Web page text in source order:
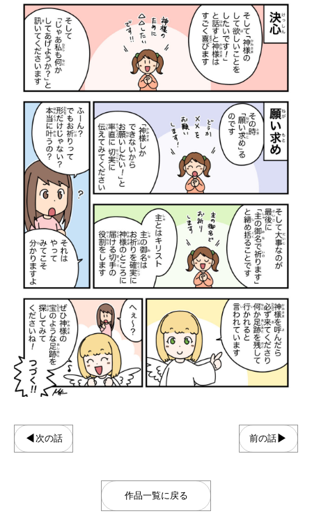
CGM聖書アニメシリーズ 【中国語版】
CGM聖書アニメシ
付（字幕なし）】
「大図書館の主（あるじ）」（合作） 摂理Vtuberアバター
◀ 次の話 前の話 ▶
作品一覧に戻る